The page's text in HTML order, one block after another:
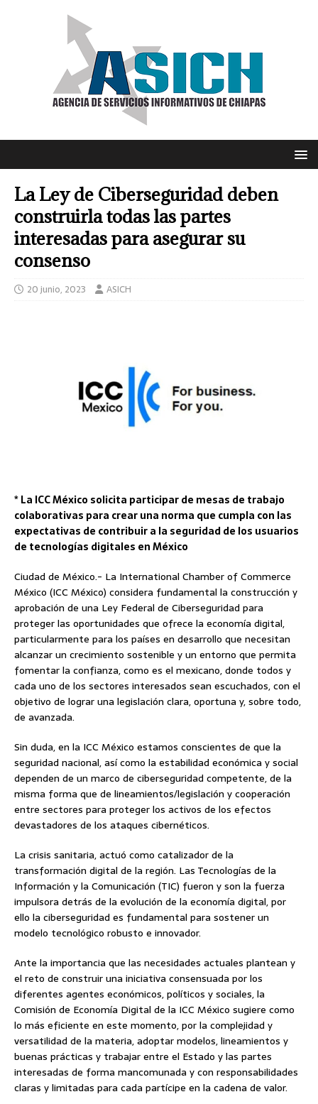
La Ley de Ciberseguridad deben
construirla todas las partes
interesadas para asegurar su
consenso
20 junio, 2023 ASICH
* La ICC México solicita participar de mesas de trabajo
colaborativas para crear una norma que cumpla con las
expectativas de contribuir a la seguridad de los usuarios
de tecnologías digitales en México
Ciudad de México.- La International Chamber of Commerce
México (ICC México) considera fundamental la construcción y
aprobación de una Ley Federal de Ciberseguridad para
proteger las oportunidades que ofrece la economía digital,
particularmente para los países en desarrollo que necesitan
alcanzar un crecimiento sostenible y un entorno que permita
fomentar la confianza, como es el mexicano, donde todos y
cada uno de los sectores interesados sean escuchados, con el
objetivo de lograr una legislación clara, oportuna y, sobre todo,
de avanzada.
Sin duda, en la ICC México estamos conscientes de que la
seguridad nacional, así como la estabilidad económica y social
dependen de un marco de ciberseguridad competente, de la
misma forma que de lineamientos/legislación y cooperación
entre sectores para proteger los activos de los efectos
devastadores de los ataques cibernéticos.
La crisis sanitaria, actuó como catalizador de la
transformación digital de la región. Las Tecnologías de la
Información y la Comunicación (TIC) fueron y son la fuerza
impulsora detrás de la evolución de la economía digital, por
ello la ciberseguridad es fundamental para sostener un
modelo tecnológico robusto e innovador.
Ante la importancia que las necesidades actuales plantean y
el reto de construir una iniciativa consensuada por los
diferentes agentes económicos, políticos y sociales, la
Comisión de Economía Digital de la ICC México sugiere como
lo más eficiente en este momento, por la complejidad y
versatilidad de la materia, adoptar modelos, lineamientos y
buenas prácticas y trabajar entre el Estado y las partes
interesadas de forma mancomunada y con responsabilidades
claras y limitadas para cada partícipe en la cadena de valor.